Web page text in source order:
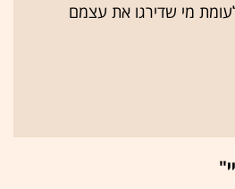
10 שנים לעומת מי שדירגו את עצמם